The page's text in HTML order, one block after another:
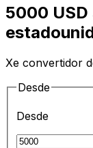
5000
Xe convertidor
Desde
Desde